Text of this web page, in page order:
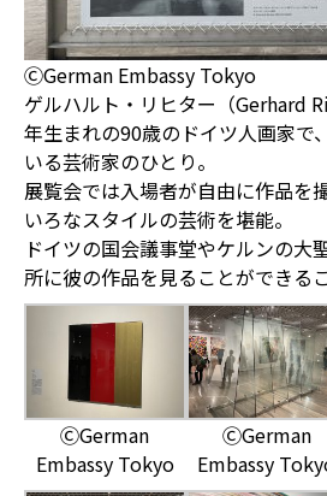
ⒸGerman Embassy Tokyo
ゲルハルト・リヒター（Gerhard
年生まれの90歳のドイツ人画家で
いる芸術家のひとり。
展覧会では入場者が自由に作品を
いろなスタイルの芸術を堪能。
ドイツの国会議事堂やケルンの大
所に彼の作品を見ることができる
ⒸGerman
Embassy Tokyo
ⒸGerman
Embassy